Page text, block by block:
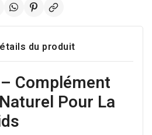
du produit
Complément
Pour La